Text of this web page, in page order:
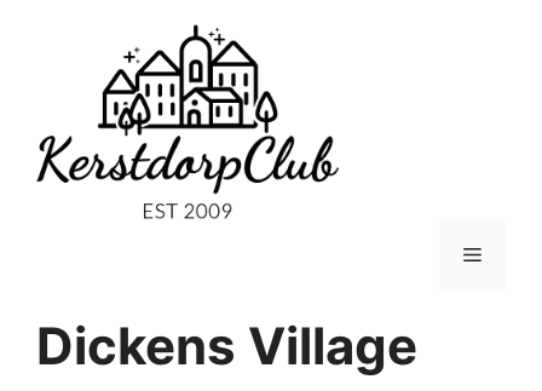
Menu
Dickens Village